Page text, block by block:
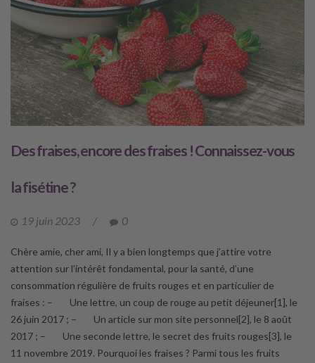
Des fraises, encore des fraises ! Connaissez-vous
la fisétine ?
19 juin 2023 / 0
Chère amie, cher ami, Il y a bien longtemps que j’attire votre
attention sur l’intérêt fondamental, pour la santé, d’une
consommation régulière de fruits rouges et en particulier de
fraises : – Une lettre, un coup de rouge au petit déjeuner[1], le
26 juin 2017 ; – Un article sur mon site personnel[2], le 8 août
2017 ; – Une seconde lettre, le secret des fruits rouges[3], le
11 novembre 2019. Pourquoi les fraises ? Parmi tous les fruits